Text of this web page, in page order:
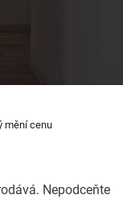
mění cenu
Nepodceňte